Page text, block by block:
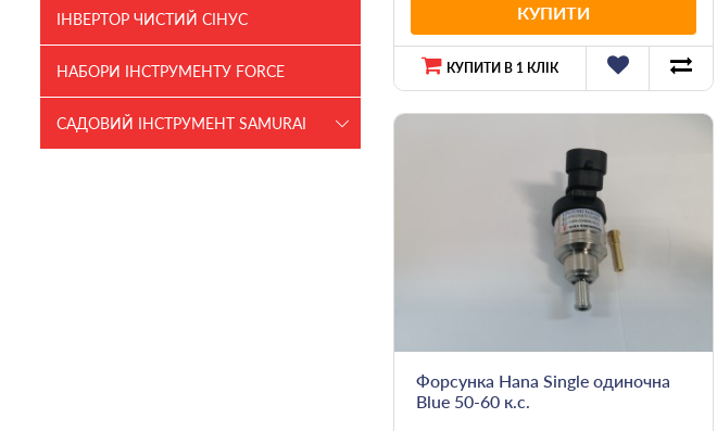
ІНВЕРТОР ЧИСТИЙ СІНУС
НАБОРИ ІНСТРУМЕНТУ FORCE
САДОВИЙ ІНСТРУМЕНТ SAMURAI
КУПИТИ
КУПИТИ В 1 КЛІК
Форсунка Hana Single одиночна
Blue 50-60 к.с.